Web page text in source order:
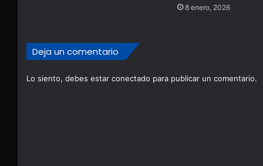
8 enero, 2026
Deja un comentario
Lo siento, debes estar conectado para publicar un comentario.